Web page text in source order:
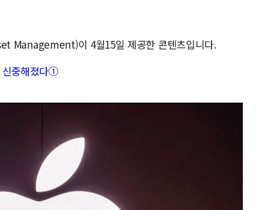
Management)이 4월15일 제공한 콘텐츠입니다.
중해졌다①